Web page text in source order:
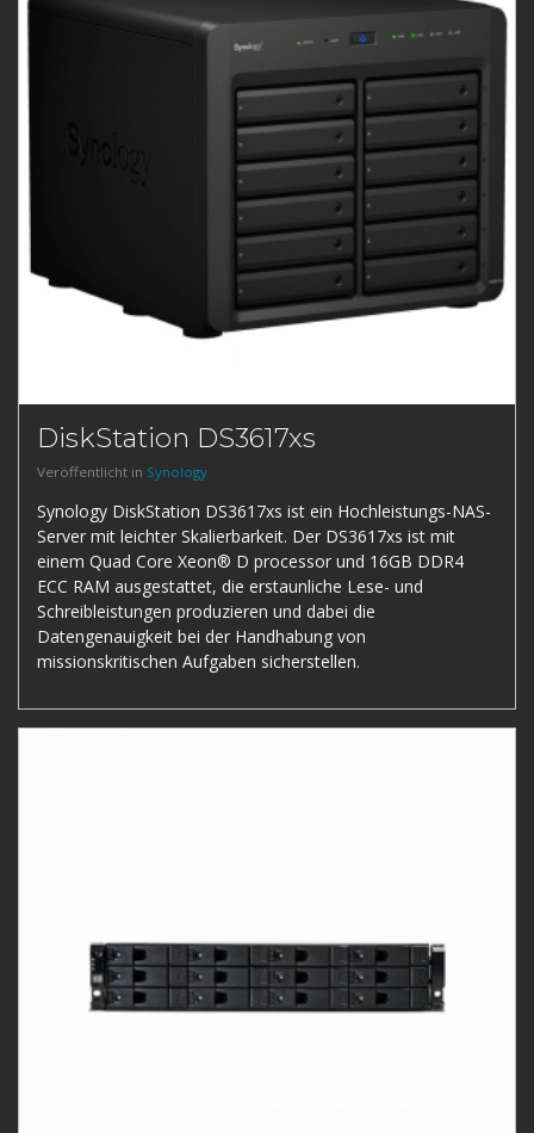
DiskStation DS3617xs
Veröffentlicht in Synology
Synology DiskStation DS3617xs ist ein Hochleistungs-NAS-
Server mit leichter Skalierbarkeit. Der DS3617xs ist mit
einem Quad Core Xeon® D processor und 16GB DDR4
ECC RAM ausgestattet, die erstaunliche Lese- und
Schreibleistungen produzieren und dabei die
Datengenauigkeit bei der Handhabung von
missionskritischen Aufgaben sicherstellen.